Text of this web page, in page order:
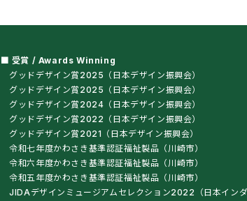
■ 受賞 / Awards Winning
グッドデザイン賞2025（日本デザイン振興会）
グッドデザイン賞2025（日本デザイン振興会）
グッドデザイン賞2024（日本デザイン振興会）
グッドデザイン賞2022（日本デザイン振興会）
グッドデザイン賞2021（日本デザイン振興会）
令和七年度かわさき基準認証福祉製品（川崎市）
令和六年度かわさき基準認証福祉製品（川崎市）
令和五年度かわさき基準認証福祉製品（川崎市）
JIDAデザインミュージアムセレクション2022（日本インダ